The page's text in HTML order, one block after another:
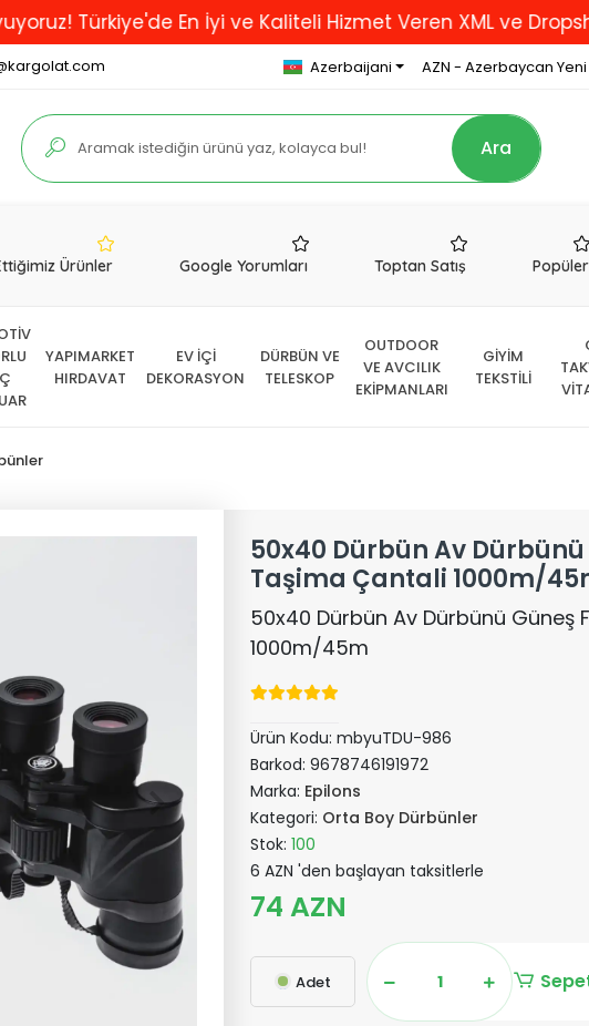
En İyi ve Kaliteli Hizmet Veren XML ve Dropshipping
Azerbaijani AZN - Azerbaycan Yeni
Ara
Ürünler Google Yorumları Toptan Satış Popüler
YAPIMARKET
HIRDAVAT
EV İÇİ
DEKORASYON
DÜRBÜN VE
TELESKOP
OUTDOOR
VE AVCILIK
EKİPMANLARI
GİYİM
TEKSTİLİ
50x40 Dürbün Av
Taşima Çantali 1000m/
50x40 Dürbün Av Dürbünü Güneş
1000m/45m
Ürün Kodu:mbyuTDU-986
Barkod:9678746191972
Marka: Epilons
Kategori: Orta Boy Dürbünler
Stok:100
6 AZN 'den başlayan taksitlerle
74 AZN
Adet